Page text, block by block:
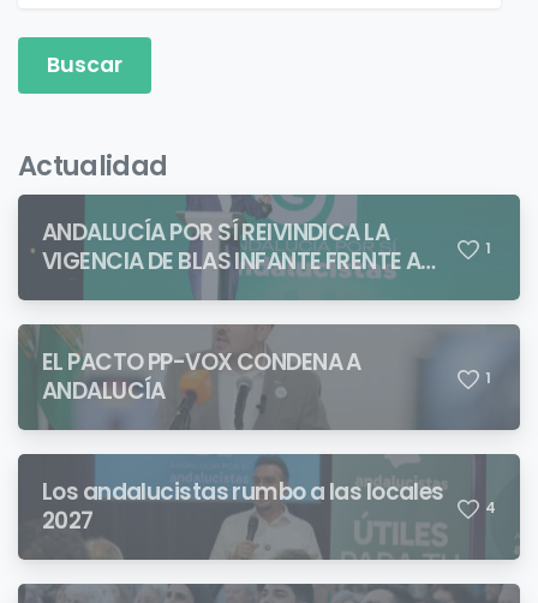
Actualidad
ANDALUCÍA POR SÍ REIVINDICA LA
VIGENCIA DE BLAS INFANTE FRENTE A
QUIENES PRETENDEN NEGAR LA
IDENTIDAD ANDALUZA
1
EL PACTO PP-VOX CONDENA A
ANDALUCÍA
1
Los andalucistas rumbo a las locales
2027
4